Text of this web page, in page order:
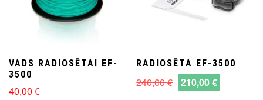
VADS RADIOSĒTAI EF-
3500
40,00 €
RADIOSĒTA EF-3500
240,00€ Original
price
210,00€